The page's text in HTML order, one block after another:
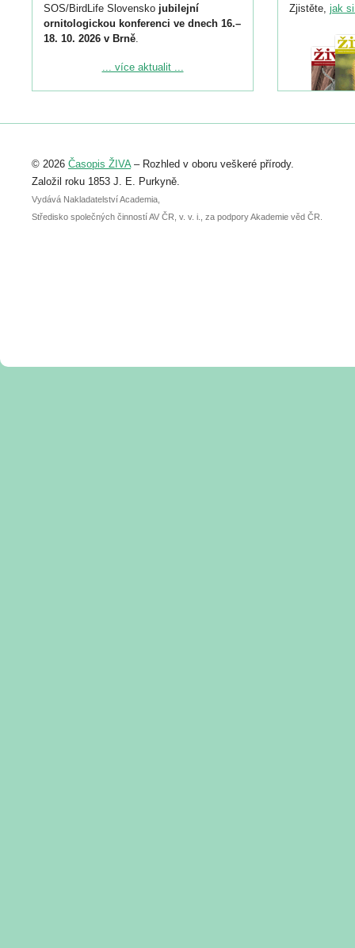
SOS/BirdLife Slovensko jubilejní
ornitologickou konferenci ve dnech 16.–
18. 10. 2026 v Brně.
Podrobnější informace ke konferenci
Registrovat se můžete do 6. září.
abstraktu přihlášené přednášky nebo
posteru je už 30. června.
... více aktualit ...
Zjistěte, jak
© 2026 Časopis ŽIVA– Rozhled v oboru veškeré přírody.
Založil roku 1853 J. E. Purkyně.
Vydává Nakladatelství Academia,
Středisko společných činností AV ČR, v. v. i., za podpory Akademie věd ČR.